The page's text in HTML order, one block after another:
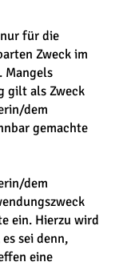
für die
Zweck im
Mangels
gilt als Zweck
dem
gemachte
dem
ein. Hierzu wird
sei denn,
eine